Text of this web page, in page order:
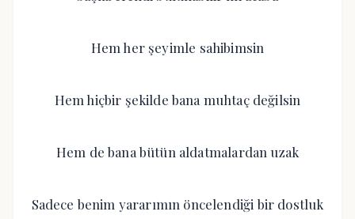
Hem her şeyimle sahibimsin
Hem hiçbir şekilde bana muhtaç değilsin
Hem de bana bütün aldatmalardan uzak
Sadece benim yararımın öncelendiği bir dostluk